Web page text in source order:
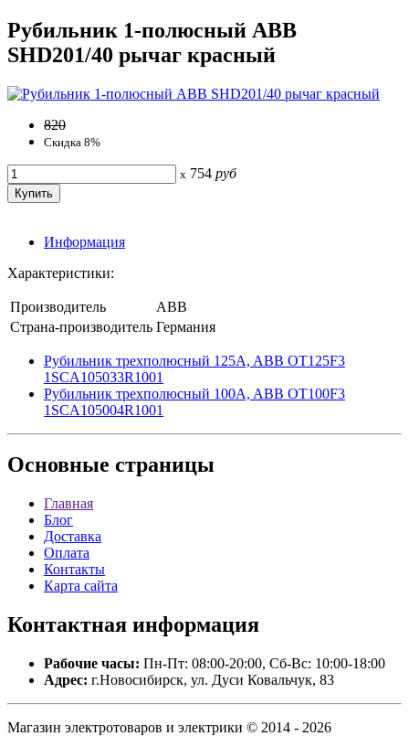
Рубильник 1-полюсный ABB
SHD201/40 рычаг красный
820
Скидка 8%
x 754 руб
Информация
Характеристики:
Производитель
ABB
Страна-производитель Германия
Рубильник трехполюсный 125A, ABB OT125F3
1SCA105033R1001
Рубильник трехполюсный 100A, ABB OT100F3
1SCA105004R1001
Основные страницы
Главная
Блог
Доставка
Оплата
Контакты
Карта сайта
Контактная информация
Рабочие часы: Пн-Пт: 08:00-20:00, Сб-Вс: 10:00-18:00
Адрес: г.Новосибирск, ул. Дуси Ковальчук, 83
Магазин электротоваров и электрики © 2014 - 2026